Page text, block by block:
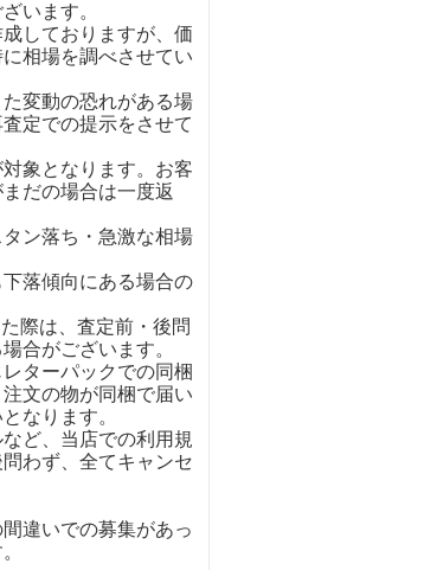
います。
しておりますが、価
相場を調べさせてい
変動の恐れがある場
定での提示をさせて
象となります。お客
だの場合は一度返
ン落ち・急激な相場
落傾向にある場合の
際は、査定前・後問
合がございます。
ターパックでの同梱
文の物が同梱で届い
なります。
ど、当店での利用規
わず、全てキャンセ
違いでの募集があっ